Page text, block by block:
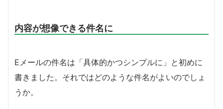
内容が想像できる件名に
Eメールの件名は「具体的かつシンプルに」と初めに
書きました。それではどのような件名がよいのでしょ
うか。